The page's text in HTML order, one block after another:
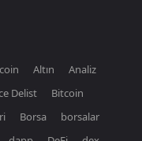
Altın
Analiz
Delist
Bitcoin
Borsa
borsalar